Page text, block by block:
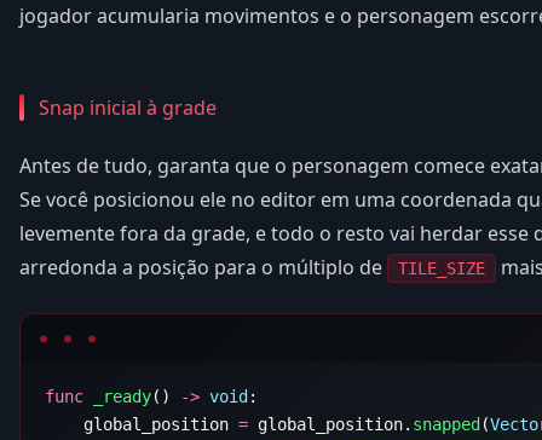
jogador acumularia movimentos e o personagem
Snap inicial à grade
Antes de tudo, garanta que o personagem comece
Se você posicionou ele no editor em uma coordenada
levemente fora da grade, e todo o resto vai herdar esse
arredonda a posição para o múltiplo de
TILE_SIZE
func _ready() -> void
    global_position
= global_position. snapped (